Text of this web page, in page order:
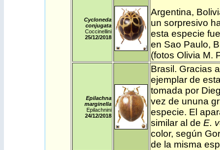
Cycloneda
conjugata
Coccinellini
25/12/2018
Argentina,
un sorpresivo
esta especie
en Sao Paulo,
(fotos Olivia M.
Epilachna
marginella
Epilachnini
24/12/2018
Brasil . Gracias
ejemplar de
tomada por
vez de ununa
especie. El
similar al de E.
color, según
de la misma